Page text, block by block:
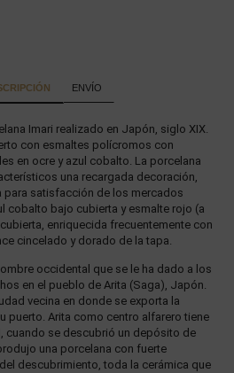
ENVÍO
Imari realizado en Japón, siglo XIX.
con esmaltes polícromos con
en ocre y azul cobalto. La porcelana
una recargada decoración,
para satisfacción de los mercados
cobalto bajo cubierta y esmalte rojo (a
enriquecida frecuentemente con
cincelado y dorado de la tapa.
occidental que se le ha dado a los
en el pueblo de Arita (Saga), Japón.
vecina en donde se exporta la
puerto. Arita como centro alfarero tiene
cuando se descubrió un depósito de
una porcelana con fuerte
descubrimiento, toda la cerámica que